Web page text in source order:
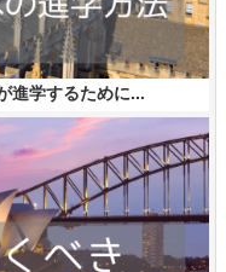
進学するために...